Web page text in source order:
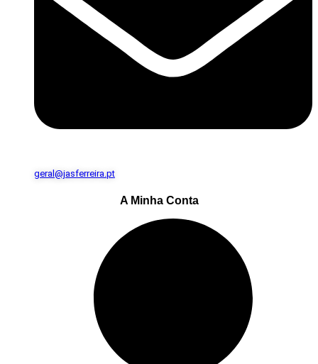
geral@jasferreira.pt
A Minha Conta